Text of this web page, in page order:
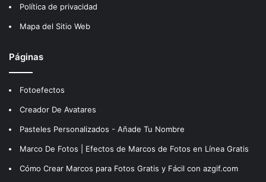
Política de privacidad
Mapa del Sitio Web
Páginas
Fotoefectos
Creador De Avatares
Pasteles Personalizados - Añade Tu Nombre
Marco De Fotos | Efectos de Marcos de Fotos en Línea Gratis
Cómo Crear Marcos para Fotos Gratis y Fácil con azgif.com